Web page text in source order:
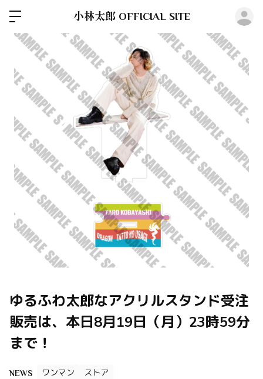
小林太郎 OFFICIAL SITE
ゆるふわ太郎なアクリルスタンド受注
販売は、本日8月19日（月）23時59分
まで！
NEWS ワンマン ストア